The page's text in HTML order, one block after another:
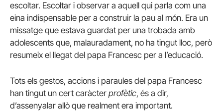
escoltar. Escoltar i observar a aquell qui parla com una
eina indispensable per a construir la pau al món. Era un
missatge que estava guardat per una trobada amb
adolescents que, malauradament, no ha tingut lloc, però
resumeix el llegat del papa Francesc per a l’educació.
Tots els gestos, accions i paraules del papa Francesc
han tingut un cert caràcter profètic, és a dir,
d’assenyalar allò que realment era important.